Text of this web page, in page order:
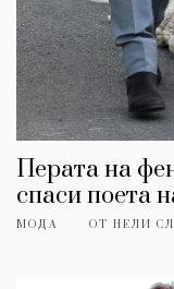
Перата на
спаси поета
МОДА ОТ НЕЛИ